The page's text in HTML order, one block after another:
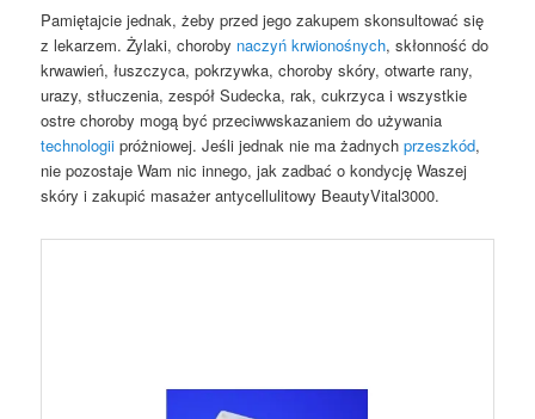
Pamiętajcie jednak, żeby przed jego zakupem skonsultować się
z lekarzem. Żylaki, choroby naczyń krwionośnych, skłonność do
krwawień, łuszczyca, pokrzywka, choroby skóry, otwarte rany,
urazy, stłuczenia, zespół Sudecka, rak, cukrzyca i wszystkie
ostre choroby mogą być przeciwwskazaniem do używania
technologii próżniowej. Jeśli jednak nie ma żadnychprzeszkód,
nie pozostaje Wam nic innego, jak zadbać o kondycję Waszej
skóry i zakupić masażer antycellulitowy BeautyVital3000.